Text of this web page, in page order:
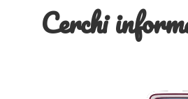
Cerchi